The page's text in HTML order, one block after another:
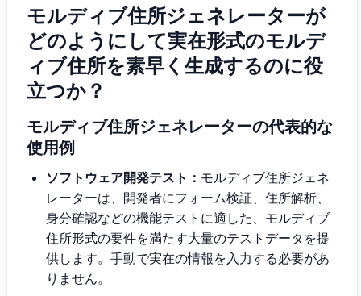
モルディブ住所ジェネレーターが
どのようにして実在形式のモルデ
ィブ住所を素早く生成するのに役
立つか？
モルディブ住所ジェネレーターの代表的な
使用例
ソフトウェア開発テスト： モルディブ住所ジェネ
レーターは、開発者にフォーム検証、住所解析、
身分確認などの機能テストに適した、モルディブ
住所形式の要件を満たす大量のテストデータを提
供します。手動で実在の情報を入力する必要があ
りません。